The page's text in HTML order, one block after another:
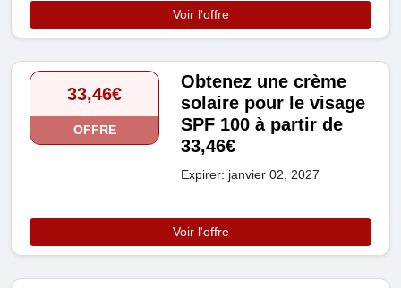
Voir l'offre
33,46€
OFFRE
Obtenez une crème
solaire pour le visage
SPF 100 à partir de
33,46€
Expirer: janvier 02, 2027
Voir l'offre